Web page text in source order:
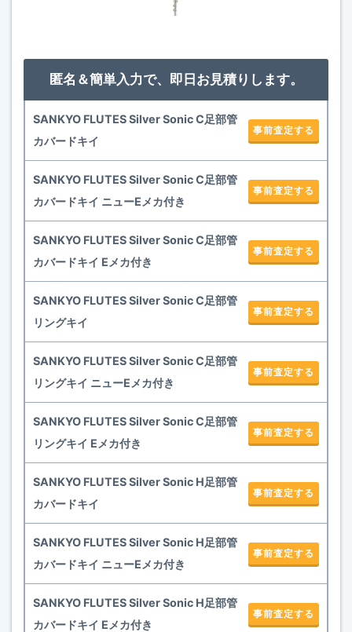
匿名＆簡単入力で、即日お見積りします。
SANKYO FLUTES Silver Sonic C足部管
カバードキイ
事前査定する
SANKYO FLUTES Silver Sonic C足部管
カバードキイ ニューEメカ付き
事前査定する
SANKYO FLUTES Silver Sonic C足部管
カバードキイ Eメカ付き
事前査定する
SANKYO FLUTES Silver Sonic C足部管
リングキイ
事前査定する
SANKYO FLUTES Silver Sonic C足部管
リングキイ ニューEメカ付き
事前査定する
SANKYO FLUTES Silver Sonic C足部管
リングキイ Eメカ付き
事前査定する
SANKYO FLUTES Silver Sonic H足部管
カバードキイ
事前査定する
SANKYO FLUTES Silver Sonic H足部管
カバードキイ ニューEメカ付き
事前査定する
SANKYO FLUTES Silver Sonic H足部管
カバードキイ Eメカ付き
事前査定する